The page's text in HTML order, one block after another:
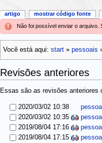
Não foi possível enviar o arquivo.
Você está aqui: start» pessoais
Revisões anteriores
Essas são as revisões anteriores
2020/03/02 10:38
2020/03/02 10:35
2019/08/04 17:16
2019/08/04 17:15
artigo mostrar código fonte